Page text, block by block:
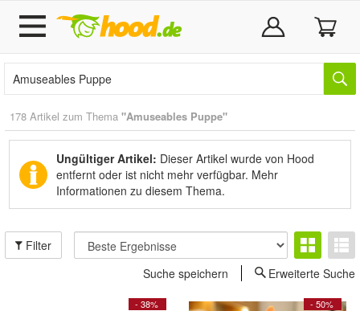
178 Artikel zum Thema "Amuseables Puppe"
Ungültiger Artikel: Dieser Artikel wurde von Hood
entfernt oder ist nicht mehr verfügbar. Mehr
Informationen zu diesem Thema.
Filter
Suche speichern
Erweiterte Suche
- 38% - 50%